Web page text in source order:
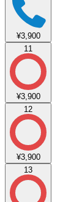
¥3,900
11
¥3,900
12
¥3,900
13